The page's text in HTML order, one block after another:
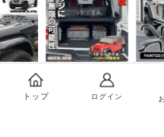
トップ ログイン